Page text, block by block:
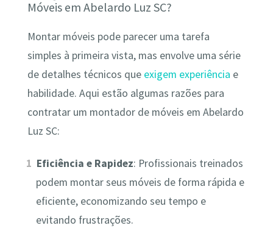
Móveis em Abelardo Luz SC?
Montar móveis pode parecer uma tarefa
simples à primeira vista, mas envolve uma série
de detalhes técnicos que exigem experiência e
habilidade. Aqui estão algumas razões para
contratar um montador de móveis em Abelardo
Luz SC:
Eficiência e Rapidez: Profissionais treinados
podem montar seus móveis de forma rápida e
eficiente, economizando seu tempo e
evitando frustrações.